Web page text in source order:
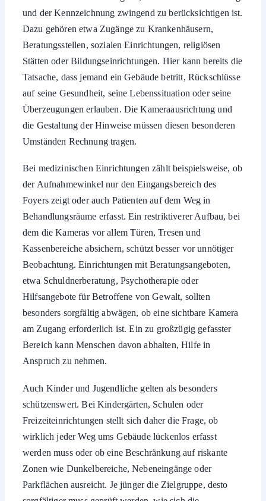
und der Kennzeichnung zwingend zu berücksichtigen ist.
Dazu gehören etwa Zugänge zu Krankenhäusern,
Beratungsstellen, sozialen Einrichtungen, religiösen
Stätten oder Bildungseinrichtungen. Hier kann bereits die
Tatsache, dass jemand ein Gebäude betritt, Rückschlüsse
auf seine Gesundheit, seine Lebenssituation oder seine
Überzeugungen erlauben. Die Kameraausrichtung und
die Gestaltung der Hinweise müssen diesen besonderen
Umständen Rechnung tragen.
der Aufnahmewinkel nur den Eingangsbereich des
Foyers zeigt oder auch Patienten auf dem Weg in
Behandlungsräume erfasst. Ein restriktiverer Aufbau, bei
dem die Kameras vor allem Türen, Tresen und
Kassenbereiche absichern, schützt besser vor unnötiger
Beobachtung. Einrichtungen mit Beratungsangeboten,
etwa Schuldnerberatung, Psychotherapie oder
Hilfsangebote für Betroffene von Gewalt, sollten
besonders sorgfältig abwägen, ob eine sichtbare Kamera
am Zugang erforderlich ist. Ein zu großzügig gefasster
Bereich kann Menschen davon abhalten, Hilfe in
Anspruch zu nehmen.
schützenswert. Bei Kindergärten, Schulen oder
Freizeiteinrichtungen stellt sich daher die Frage, ob
wirklich jeder Weg ums Gebäude lückenlos erfasst
werden muss oder ob eine Beschränkung auf riskante
Zonen wie Dunkelbereiche, Nebeneingänge oder
Parkflächen ausreicht. Je jünger die Zielgruppe, desto
sorgfältiger muss geprüft werden, wie sich die